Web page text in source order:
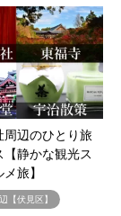
周辺のひとり旅
【静かな観光ス
旅】
【伏見区】